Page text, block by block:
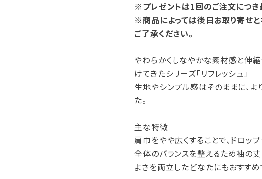
※プレゼントは1回のご注文につき
※商品によっては後日お取り寄せと
ご了承ください。
やわらかくしなやかな素材感と伸
けてきたシリーズ「リフレッシュ」
生地やシンプル感はそのままに、よ
た。
主な特徴
肩巾をやや広くすることで、ドロッ
全体のバランスを整えるため袖の
よさを両立したどなたにもおすすめ